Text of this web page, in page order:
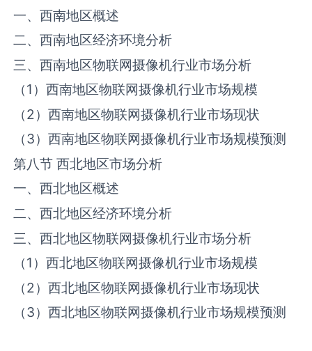
一、西南地区概述
二、西南地区经济环境分析
三、西南地区物联网摄像机行业市场分析
（1）西南地区物联网摄像机行业市场规模
（2）西南地区物联网摄像机行业市场现状
（3）西南地区物联网摄像机行业市场规模预测
第八节 西北地区市场分析
一、西北地区概述
二、西北地区经济环境分析
三、西北地区物联网摄像机行业市场分析
（1）西北地区物联网摄像机行业市场规模
（2）西北地区物联网摄像机行业市场现状
（3）西北地区物联网摄像机行业市场规模预测